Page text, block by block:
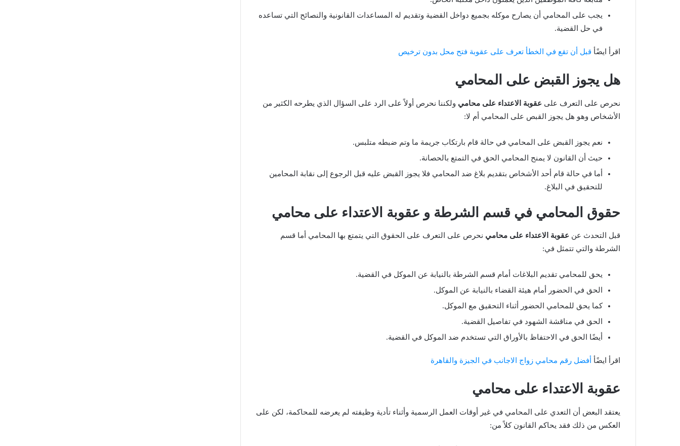
يجب على المحامي أن يصارح موكله بجميع دواخل القضية وتقديم له المساعدات القانونية والنصائح التي تساعده
في حل القضية.
اقرأ ايضًأ قبل أن تقع في الخطأ تعرف على عقوبة فتح محل بدون ترخيص
هل يجوز القبض على المحامي
نحرص على التعرف على عقوبة الاعتداء على محامي ولكننا نحرص أولاً على الرد على السؤال الذي يطرحه الكثير من
الأشخاص وهو هل يجوز القبص على المحامي أم لا:
نعم يجوز القبض على المحامي في حالة قام بارتكاب جريمة ما وتم ضبطه متلبس.
حيث أن القانون لا يمنح المحامي الحق في التمتع بالحصانة.
أما في حالة قام أحد الأشخاص بتقديم بلاغ ضد المحامي فلا يجوز القبض عليه قبل الرجوع إلى نقابة المحامين
للتحقيق في البلاغ.
حقوق المحامي في قسم الشرطة و عقوبة الاعتداء على محامي
قبل التحدث عن عقوبة الاعتداء على محامي نحرص على التعرف على الحقوق التي يتمتع بها المحامي أما قسم
الشرطة والتي تتمثل في:
يحق للمحامي تقديم البلاغات أمام قسم الشرطة بالنيابة عن الموكل في القضية.
الحق في الحضور أمام هيئة القضاء بالنيابة عن الموكل.
كما يحق للمحامي الحضور أثناء التحقيق مع الموكل.
الحق في مناقشة الشهود في تفاصيل القضية.
أيضًا الحق في الاحتفاظ بالأوراق التي تستخدم ضد الموكل في القضية.
اقرأ ايضًأ أفضل رقم محامي زواج الاجانب في الجيزة والقاهرة
عقوبة الاعتداء على محامي
يعتقد البعض أن التعدي على المحامي في غير أوقات العمل الرسمية وأثناء تأدية وظيفته لم يعرضه للمحاكمة، لكن على
العكس من ذلك فقد يحاكم القانون كلاً من: